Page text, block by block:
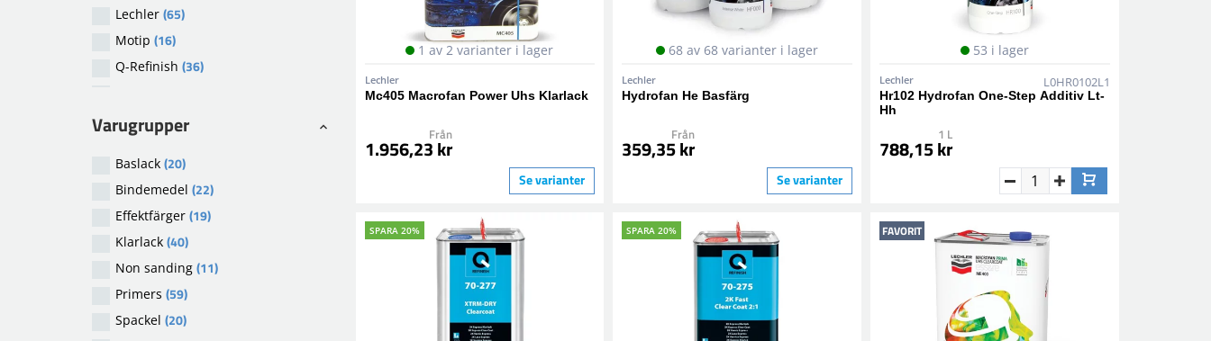
Lechler (65)
Motip (16)
Q-Refinish (36)
Teknos(2)
Other(2)
Bossauto(3)
Ultra(9)
Varugrupper
Baslack (20)
Bindemedel (22)
Effektfärger (19)
Klarlack (40)
Non sanding (11)
Primers (59)
Spackel (20)
1 av 2 varianter i lager
Lechler
Mc405 Macrofan Power Uhs Klarlack
Från
1.956,23 kr
Se varianter
68 av 68 varianter i lager
Lechler
Hydrofan He Basfärg
Från
359,35 kr
Se varianter
53 i lager
Lechler L0HR0102L1
Hr102 Hydrofan One-Step Additiv Lt-
Hh
1 L
788,15 kr
SPARA 20% SPARA 20% FAVORIT